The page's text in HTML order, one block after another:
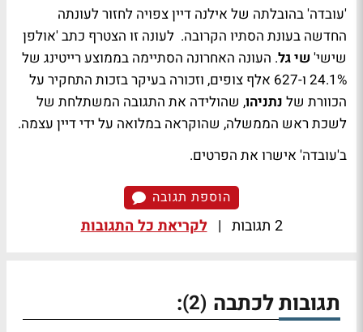
'עובדה' בהובלתה של אילנה דיין צפויה לחזור לעונתה
החדשה בעונת הסתיו הקרובה. לעונה זו הצטרף כתב 'אולפן
שישי' שי גל. העונה האחרונה הסתיימה בממוצע רייטינג של
24.1% ו-627 אלף צופים, וזכורה בעיקר בזכות התחקיר על
הכוורת של נתניהו, שהולידה את התגובה המשתלחת של
לשכת ראש הממשלה, שהוקראה במלואה על ידי דיין עצמה.
ב'עובדה' אישרו את הפרטים.
הוספת תגובה
2 תגובות | לקריאת כל התגובות
תגובות לכתבה (2)
: